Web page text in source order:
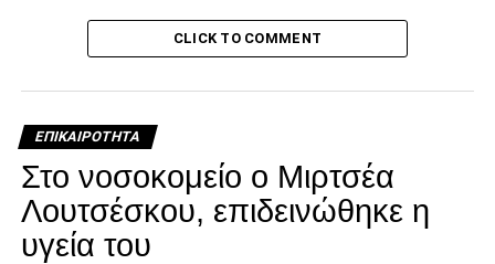
Νίκη στο φινάλε!
paokrevolution
CLICK TO COMMENT
ΕΠΙΚΑΙΡΌΤΗΤΑ
Στο νοσοκομείο ο Μιρτσέα
Λουτσέσκου, επιδεινώθηκε η
υγεία του